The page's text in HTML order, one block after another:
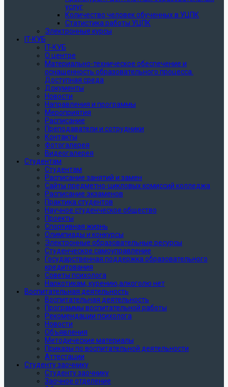
услуг
Количество человек обученных в УЦПК
Статистика работы УЦПК
Электронные курсы
IT-КУБ
IT-КУБ
О центре
Материально-техническое обеспечение и
оснащенность образовательного процесса.
Доступная среда
Документы
Новости
Направления и программы
Мероприятия
Расписание
Преподаватели и сотрудники
Контакты
Фотогалерея
Видеогалерея
Студентам
Студентам
Расписание занятий и замен
Сайты предметно-цикловых комиссий колледжа
Расписание экзаменов
Практика студентов
Научное студенческое общество
Проекты
Спортивная жизнь
Олимпиады и конкурсы
Электронные образовательные ресурсы
Студенческое самоуправление
Государственная поддержка образовательного
кредитования
Советы психолога
Наркотикам, курению,алкоголю нет
Воспитательная деятельность
Воспитательная деятельность
Программы воспитательной работы
Рекомендации психолога
Новости
Объявления
Методические материалы
Приказы по воспитательной деятельности
Аттестации
Студенту заочнику
Студенту заочнику
Заочное отделение